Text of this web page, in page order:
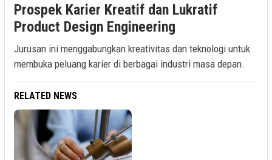
Prospek Karier Kreatif dan Lukratif
Product Design Engineering
Jurusan ini menggabungkan kreativitas dan teknologi untuk
membuka peluang karier di berbagai industri masa depan.
RELATED NEWS